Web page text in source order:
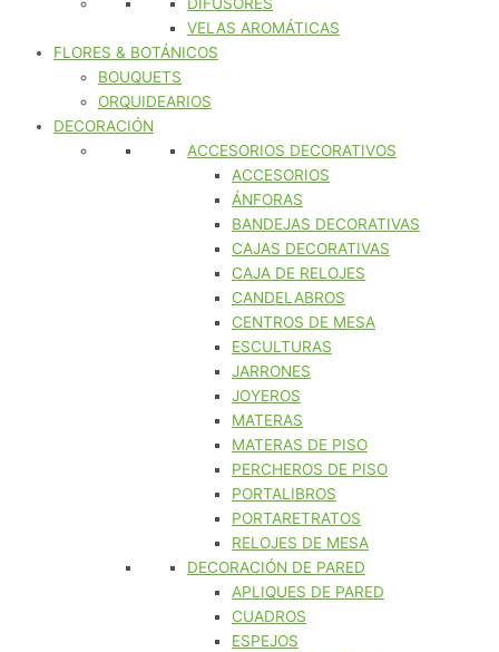
VELAS AROMÁTICAS
FLORES & BOTÁNICOS
BOUQUETS
ORQUIDEARIOS
DECORACIÓN
ACCESORIOS DECORATIVOS
ACCESORIOS
ÁNFORAS
BANDEJAS DECORATIVAS
CAJAS DECORATIVAS
CAJA DE RELOJES
CANDELABROS
CENTROS DE MESA
ESCULTURAS
JARRONES
JOYEROS
MATERAS
MATERAS DE PISO
PERCHEROS DE PISO
PORTALIBROS
PORTARETRATOS
RELOJES DE MESA
DECORACIÓN DE PARED
APLIQUES DE PARED
CUADROS
ESPEJOS